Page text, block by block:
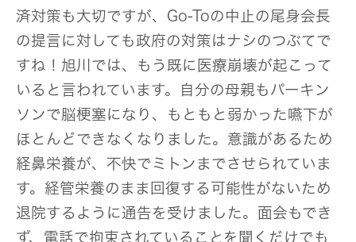
済対策も大切ですが、Go-Toの中止の尾身会長
の提言に対しても政府の対策はナシのつぶてで
すね！旭川では、もう既に医療崩壊が起こって
いると言われています。自分の母親もパーキン
ソンで脳梗塞になり、もともと弱かった嚥下が
ほとんどできなくなりました。意識があるため
経鼻栄養が、不快でミトンまでさせられていま
す。経管栄養のまま回復する可能性がないため
退院するように通告を受けました。面会もでき
ず、電話で拘束されていることを聞くだけでも